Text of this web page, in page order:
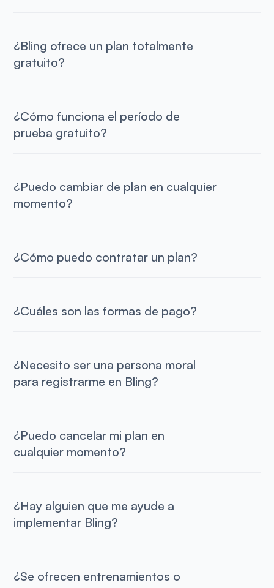
¿Bling ofrece un plan totalmente
gratuito?
¿Cómo funciona el período de
prueba gratuito?
¿Puedo cambiar de plan en cualquier
momento?
¿Cómo puedo contratar un plan?
¿Cuáles son las formas de pago?
¿Necesito ser una persona moral
para registrarme en Bling?
¿Puedo cancelar mi plan en
cualquier momento?
¿Hay alguien que me ayude a
implementar Bling?
¿Se ofrecen entrenamientos o